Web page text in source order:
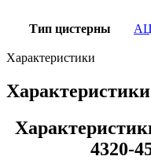
Тип цистерны
Характеристики
Характеристики
4320-